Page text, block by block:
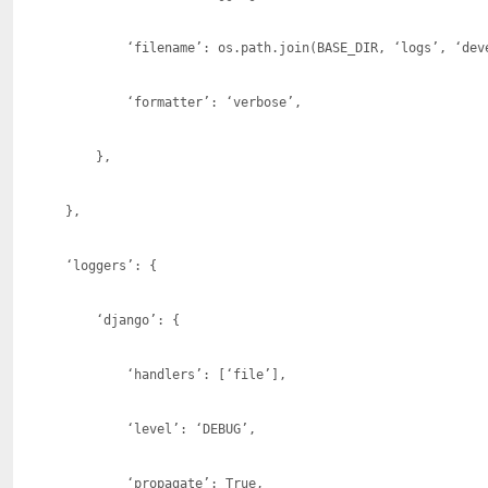
‘filename’: os.path.join(BASE_DIR, ‘logs’,
‘formatter’: ‘verbose’,
},
},
‘loggers’: {
‘django’: {
‘handlers’: [‘file’],
‘level’: ‘DEBUG’,
‘propagate’: True,